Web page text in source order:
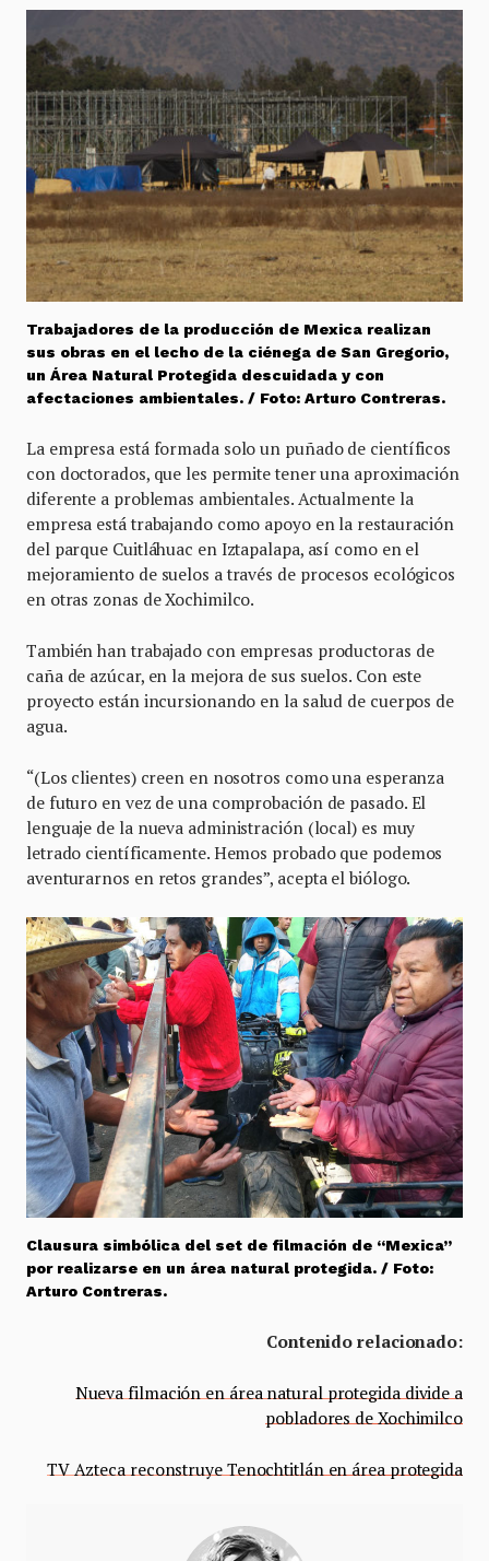
Trabajadores de la producción de Mexica realizan
sus obras en el lecho de la ciénega de San Gregorio,
un Área Natural Protegida descuidada y con
afectaciones ambientales. / Foto: Arturo Contreras.
La empresa está formada solo un puñado de científicos
con doctorados, que les permite tener una aproximación
diferente a problemas ambientales. Actualmente la
empresa está trabajando como apoyo en la restauración
del parque Cuitláhuac en Iztapalapa, así como en el
mejoramiento de suelos a través de procesos ecológicos
en otras zonas de Xochimilco.
También han trabajado con empresas productoras de
caña de azúcar, en la mejora de sus suelos. Con este
proyecto están incursionando en la salud de cuerpos de
agua.
“(Los clientes) creen en nosotros como una esperanza
de futuro en vez de una comprobación de pasado. El
lenguaje de la nueva administración (local) es muy
letrado científicamente. Hemos probado que podemos
aventurarnos en retos grandes”, acepta el biólogo.
Clausura simbólica del set de filmación de “Mexica”
por realizarse en un área natural protegida. / Foto:
Arturo Contreras.
Contenido relacionado:
Nueva filmación en área natural protegida divide a
pobladores de Xochimilco
TV Azteca reconstruye Tenochtitlán en área protegida